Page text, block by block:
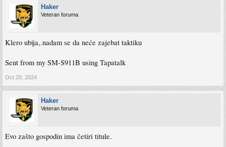
Haker
Veteran foruma
Klero ubija,.nadam se da neće zajebat taktiku
Sent from my SM-S911B using Tapatalk
Oct 20, 2024
Haker
Veteran foruma
Evo zašto gospodin ima četiri titule.